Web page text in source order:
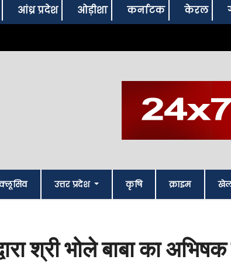
आंध्र प्रदेश ओड़ीशा कर्नाटक केरल
उत्तर प्रदेश कृषि क्राइम
श्री भोले बाबा का